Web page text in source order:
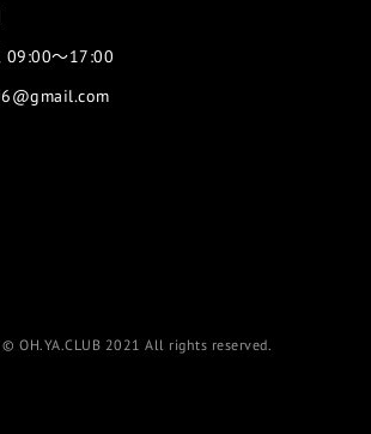
09:00～17:00
OH.YA.CLUB 2021 All rights reserved.